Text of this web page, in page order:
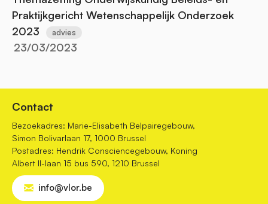
Praktijkgericht Wetenschappelijk Onderzoek
2023
advies
23/03/2023
Contact
Bezoekadres: Marie-Elisabeth Belpairegebouw,
Simon Bolivarlaan 17, 1000 Brussel
Postadres: Hendrik Consciencegebouw, Koning
Albert II-laan 15 bus 590, 1210 Brussel
info@vlor.be